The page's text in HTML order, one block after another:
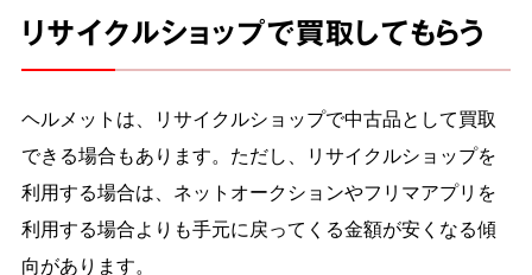
リサイクルショップで買取してもらう
ヘルメットは、リサイクルショップで中古品として買取
できる場合もあります。ただし、リサイクルショップを
利用する場合は、ネットオークションやフリマアプリを
利用する場合よりも手元に戻ってくる金額が安くなる傾
向があります。